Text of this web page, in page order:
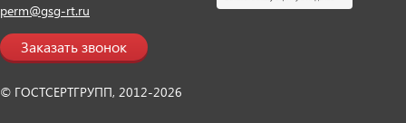
perm@gsg-rt.ru
Заказать звонок
© ГОСТСЕРТГРУПП, 2012-2026